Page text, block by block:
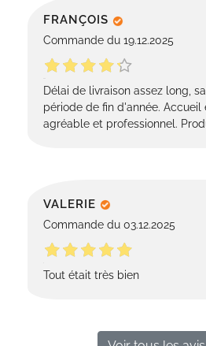
FRANÇOIS
Commande du 19.12.2025
Délai de livraison assez long,
période de fin d'année. Accueil
agréable et professionnel.
VALERIE
Commande du 03.12.2025
Tout était très bien